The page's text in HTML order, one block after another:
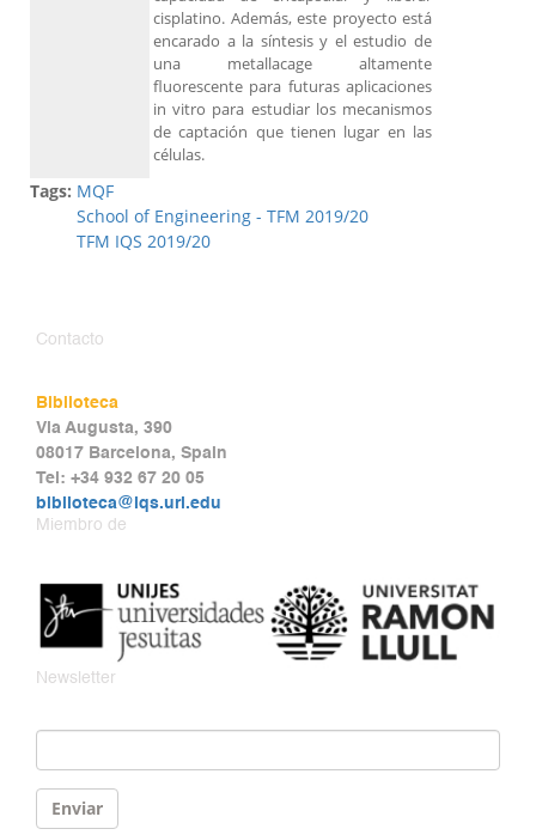
cisplatino. Además, este proyecto está
encarado a la síntesis y el estudio de
una metallacage altamente
fluorescente para futuras aplicaciones
in vitro para estudiar los mecanismos
de captación que tienen lugar en las
células.
Tags: MQF
School of Engineering - TFM 2019/20
TFM IQS 2019/20
Contacto
Biblioteca
Via Augusta, 390
08017 Barcelona, Spain
Tel: +34 932 67 20 05
biblioteca@iqs.url.edu
Miembro de
Newsletter
Enviar